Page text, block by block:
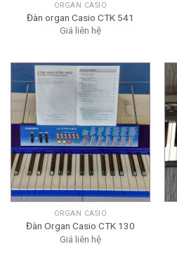
ORGAN CASIO
Đàn organ Casio CTK 541
Giá liên hệ
ORGAN CASIO
Đàn Organ Casio CTK 130
Giá liên hệ